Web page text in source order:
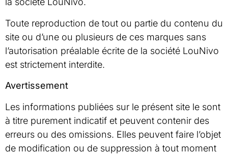
Toute reproduction de tout ou partie du contenu du
site ou d’une ou plusieurs de ces marques sans
l’autorisation préalable écrite de la société LouNivo
est strictement interdite.
Avertissement
Les informations publiées sur le présent site le sont
à titre purement indicatif et peuvent contenir des
erreurs ou des omissions. Elles peuvent faire l’objet
de modification ou de suppression à tout moment